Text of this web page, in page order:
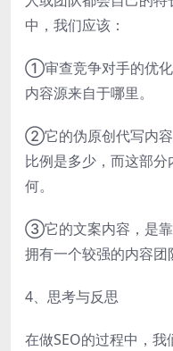
中，我们应该：
①审查竞争对手的优化
内容源来自于哪里。
②它的伪原创代写内容
比例是多少，而这部
何。
③它的文案内容，是靠
拥有一个较强的内容团
4、思考与反思
在做SEO的过程中，